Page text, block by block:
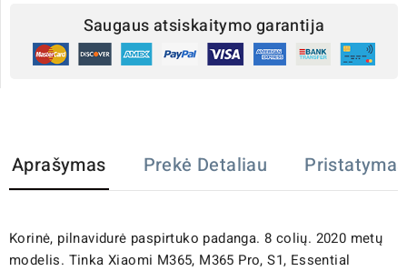
Saugaus atsiskaitymo garantija
Aprašymas Prekė Detaliau Pristatymas
Korinė, pilnavidurė paspirtuko padanga. 8 colių. 2020 metų
modelis. Tinka Xiaomi M365, M365 Pro, S1, Essential